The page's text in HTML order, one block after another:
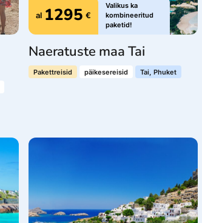
al 1295 €
Valikus ka
kombineeritud
paketid!
Naeratuste maa Tai
Pakettreisid päikesereisid Tai, Phuket